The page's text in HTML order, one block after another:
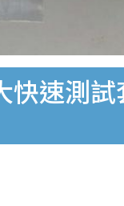
快速測